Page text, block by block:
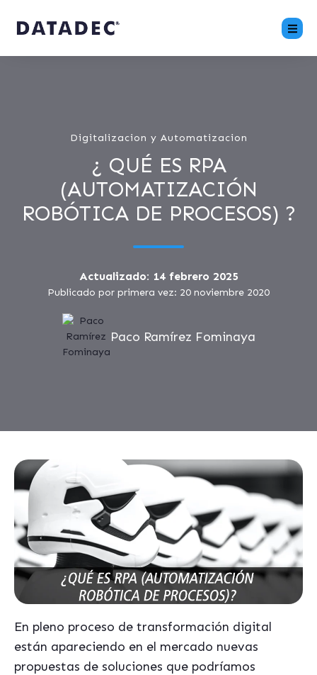
Digitalizacion y Automatizacion
¿ QUÉ ES RPA
(AUTOMATIZACIÓN
ROBÓTICA DE PROCESOS) ?
Actualizado: 14 febrero 2025
Publicado por primera vez: 20 noviembre 2020
Paco Ramírez Fominaya
En pleno proceso de transformación digital
están apareciendo en el mercado nuevas
propuestas de soluciones que podríamos